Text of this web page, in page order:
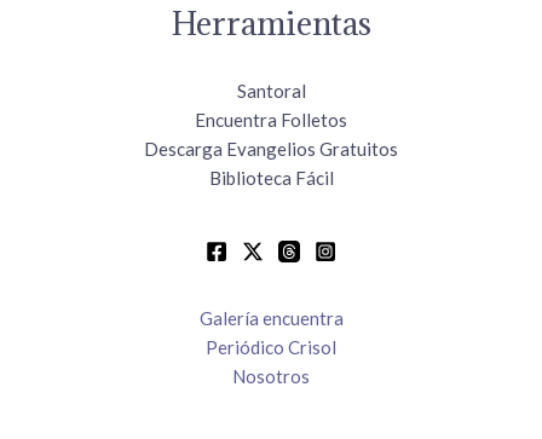
Herramientas
Santoral
Encuentra Folletos
Descarga Evangelios Gratuitos
Biblioteca Fácil
Galería encuentra
Periódico Crisol
Nosotros